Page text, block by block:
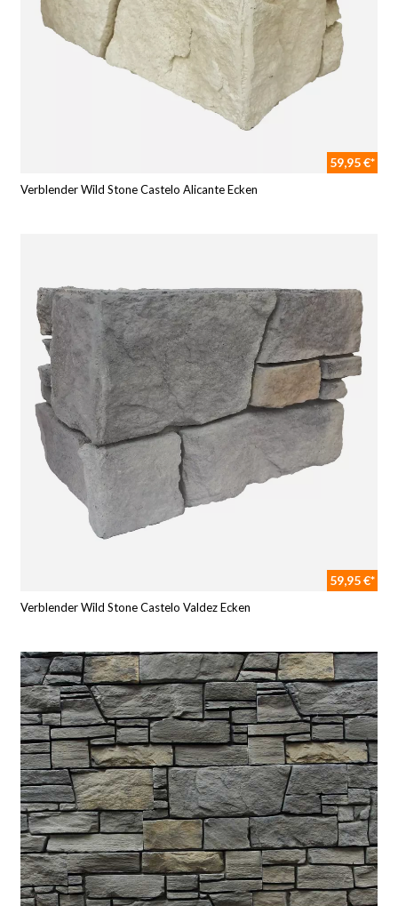
59,95 €*
Verblender Wild Stone Castelo Alicante Ecken
59,95 €*
Verblender Wild Stone Castelo Valdez Ecken